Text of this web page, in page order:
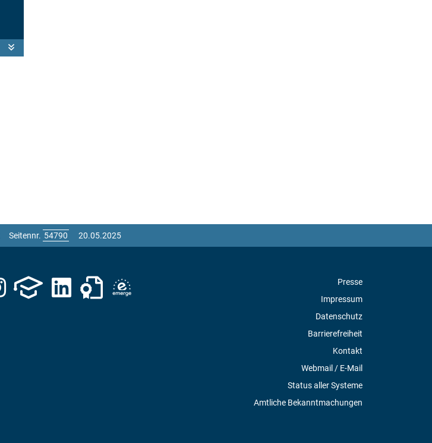
Seitennr. 20.05.2025
Presse
Impressum
Datenschutz
Barrierefreiheit
Kontakt
Webmail / E-Mail
Status aller Systeme
Amtliche Bekanntmachungen